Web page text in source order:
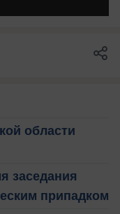
области
заседания
припадком